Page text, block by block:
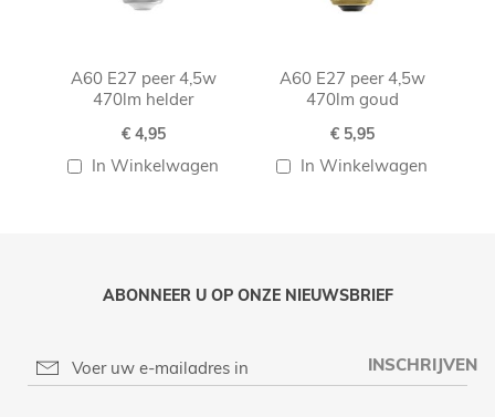
A60 E27 peer 4,5w
470lm helder
€ 4,95
In Winkelwagen
A60 E27 peer 4,5w
470lm goud
€ 5,95
In Winkelwagen
ABONNEER U OP ONZE NIEUWSBRIEF
INSCHRIJVEN